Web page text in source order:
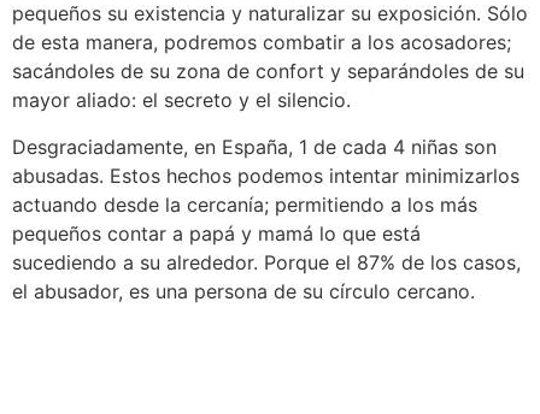
pequeños su existencia y naturalizar su exposición. Sólo
de esta manera, podremos combatir a los acosadores;
sacándoles de su zona de confort y separándoles de su
mayor aliado: el secreto y el silencio.
Desgraciadamente, en España, 1 de cada 4 niñas son
abusadas. Estos hechos podemos intentar minimizarlos
actuando desde la cercanía; permitiendo a los más
pequeños contar a papá y mamá lo que está
sucediendo a su alrededor. Porque el 87% de los casos,
el abusador, es una persona de su círculo cercano.